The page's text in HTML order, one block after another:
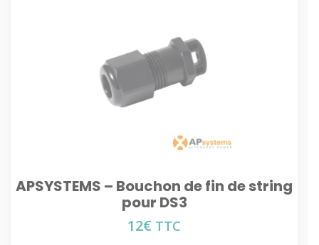
APSYSTEMS – Bouchon de fin de string
pour DS3
12€ TTC